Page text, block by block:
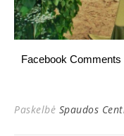
Facebook Comments
Paskelbė Spaudos